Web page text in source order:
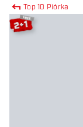
Top 10 Piórka